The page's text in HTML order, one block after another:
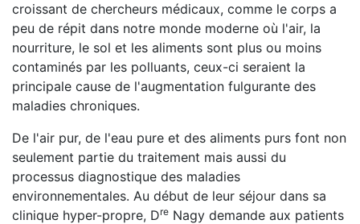
croissant de chercheurs médicaux, comme le corps a
peu de répit dans notre monde moderne où l'air, la
nourriture, le sol et les aliments sont plus ou moins
contaminés par les polluants, ceux-ci seraient la
principale cause de l'augmentation fulgurante des
maladies chroniques.
De l'air pur, de l'eau pure et des aliments purs font non
seulement partie du traitement mais aussi du
processus diagnostique des maladies
environnementales. Au début de leur séjour dans sa
clinique hyper-propre, Dre Nagy demande aux patients